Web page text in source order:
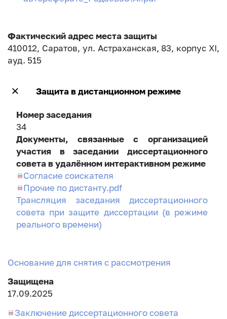
Фактический адрес места защиты
410012, Саратов, ул. Астраханская, 83, корпус XI,
ауд. 515
Защита в дистанционном режиме
Номер заседания
34
Документы, связанные с организацией
участия в заседании диссертационного
совета в удалённом интерактивном режиме
Согласие соискателя
Прочие по дистанту.pdf
Трансляция заседания диссертационного
совета при защите диссертации (в режиме
реального времени)
Основание для снятия с рассмотрения
Защищена
17.09.2025
Заключение диссертационного совета